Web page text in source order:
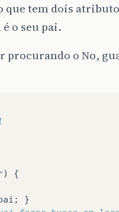
que tem dois
o seu pai.
procurando o No,
)
{
;
}